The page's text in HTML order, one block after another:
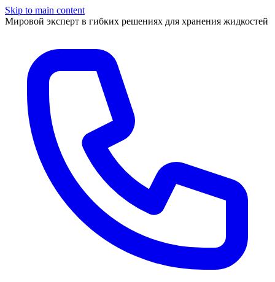
Skip to main content
Мировой эксперт в гибких решениях для хранения жидкостей